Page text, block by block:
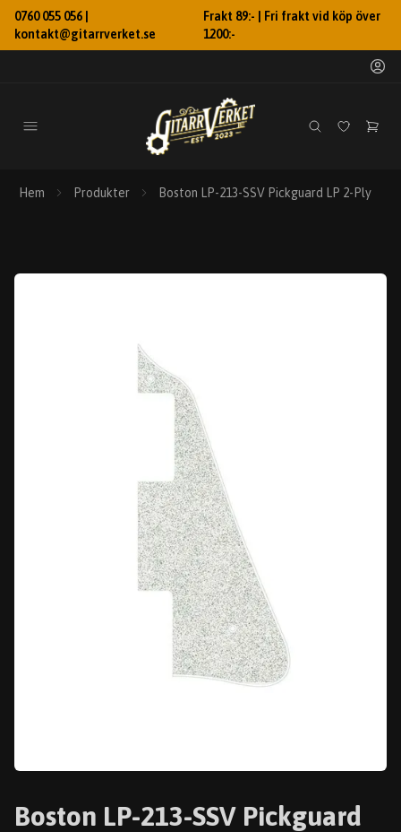
0760 055 056 |
kontakt@gitarrverket.se
Frakt 89:- | Fri frakt vid köp över
1200:-
Hem Produkter Boston LP-213-SSV Pickguard LP 2-Ply
Boston LP-213-SSV Pickguard